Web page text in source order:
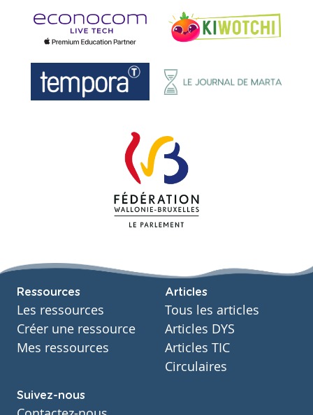
Ressources
Les ressources
Créer une ressource
Mes ressources
Articles
Tous les articles
Articles DYS
Articles TIC
Circulaires
Suivez-nous